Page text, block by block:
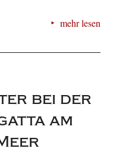
mehr lesen
bei der
am